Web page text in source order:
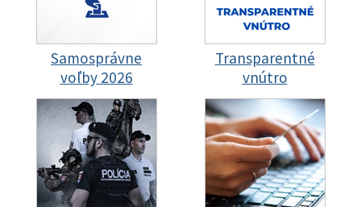
Samosprávne
voľby 2026
Transparentné
vnútro